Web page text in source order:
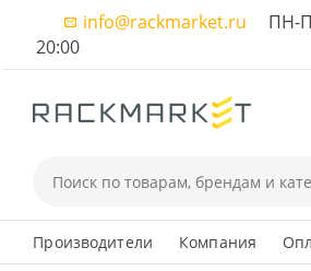
info@rackmarket.ru ПН-
20:00
Производители Компания